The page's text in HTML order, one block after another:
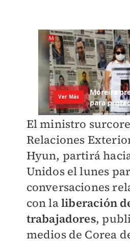
El ministro
Relaciones
Hyun, partirá
Unidos el lunes
conversaciones
con laliberación
trabajadores,
medios de Corea